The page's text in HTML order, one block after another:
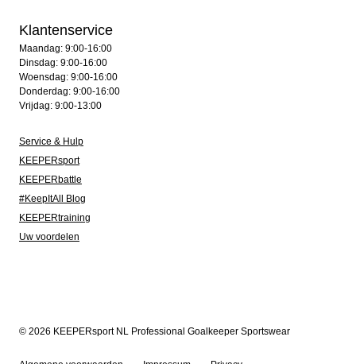
Klantenservice
Maandag: 9:00-16:00
Dinsdag: 9:00-16:00
Woensdag: 9:00-16:00
Donderdag: 9:00-16:00
Vrijdag: 9:00-13:00
Service & Hulp
KEEPERsport
KEEPERbattle
#KeepItAll Blog
KEEPERtraining
Uw voordelen
© 2026 KEEPERsport NL Professional Goalkeeper Sportswear